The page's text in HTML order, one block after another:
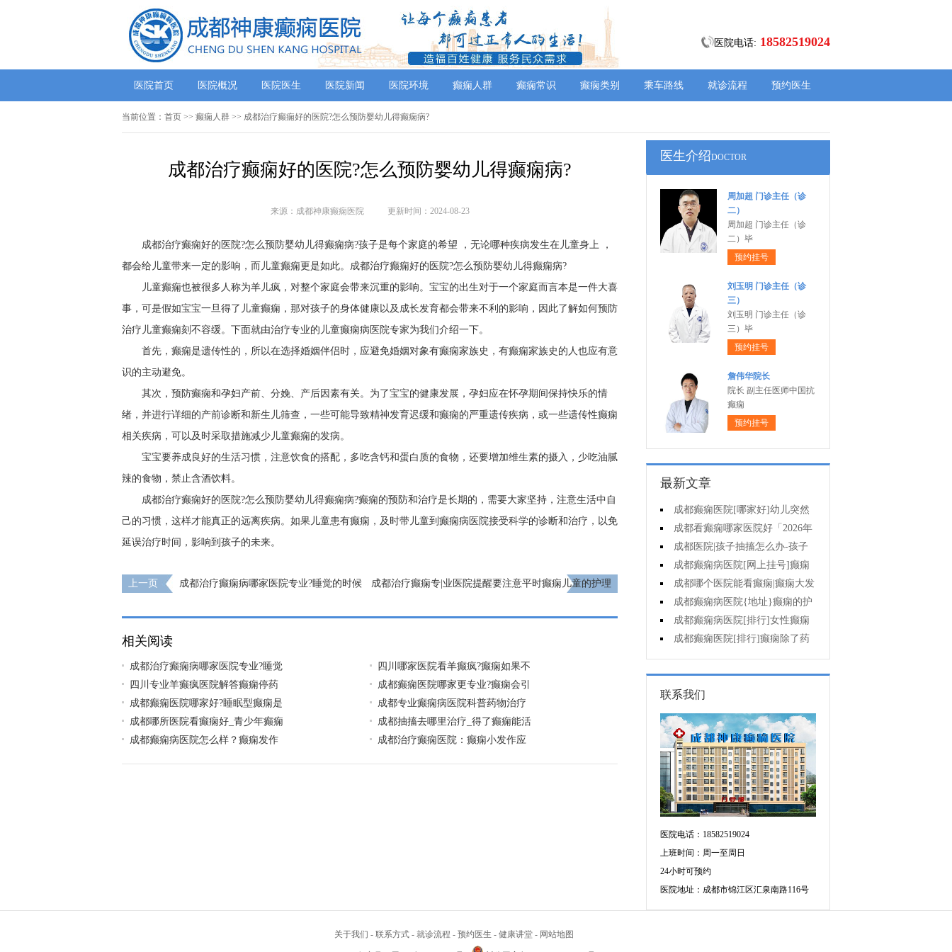
医院电话: 18582519024
医院首页 医院概况 医院医生 医院新闻 医院环境 癫痫人群 癫痫常识 癫痫类别 乘车路线 就诊流程 预约医生
当前位置： 首页 >> 癫痫人群 >> 成都治疗癫痫好的医院?怎么预防婴幼儿得癫痫病?
成都治疗癫痫好的医院?怎么预防婴幼儿得癫痫病?
来源：成都神康癫痫医院 更新时间：2024-08-23
成都治疗癫痫好的医院?怎么预防婴幼儿得癫痫病?孩子是每个家庭的希望 ，无论哪种疾病发生在儿童身上 ，
都会给儿童带来一定的影响，而儿童癫痫更是如此。成都治疗癫痫好的医院?怎么预防婴幼儿得癫痫病?
儿童癫痫也被很多人称为羊儿疯，对整个家庭会带来沉重的影响。宝宝的出生对于一个家庭而言本是一件大喜
事，可是假如宝宝一旦得了儿童癫痫，那对孩子的身体健康以及成长发育都会带来不利的影响，因此了解如何预防
治疗儿童癫痫刻不容缓。下面就由治疗专业的儿童癫痫病医院专家为我们介绍一下。
首先，癫痫是遗传性的，所以在选择婚姻伴侣时，应避免婚姻对象有癫痫家族史，有癫痫家族史的人也应有意
识的主动避免。
其次，预防癫痫和孕妇产前、分娩、产后因素有关。为了宝宝的健康发展，孕妇应在怀孕期间保持快乐的情
绪，并进行详细的产前诊断和新生儿筛查，一些可能导致精神发育迟缓和癫痫的严重遗传疾病，或一些遗传性癫痫
相关疾病，可以及时采取措施减少儿童癫痫的发病。
宝宝要养成良好的生活习惯，注意饮食的搭配，多吃含钙和蛋白质的食物，还要增加维生素的摄入，少吃油腻
辣的食物，禁止含酒饮料。
成都治疗癫痫好的医院?怎么预防婴幼儿得癫痫病?癫痫的预防和治疗是长期的，需要大家坚持，注意生活中自
己的习惯，这样才能真正的远离疾病。如果儿童患有癫痫，及时带儿童到癫痫病医院接受科学的诊断和治疗，以免
延误治疗时间，影响到孩子的未来。
上一页
成都治疗癫痫病哪家医院专业?睡觉的时候
成都治疗癫痫专|业医院提醒要注意平时癫痫儿童的护理
相关阅读
成都治疗癫痫病哪家医院专业?睡觉
四川哪家医院看羊癫疯?癫痫如果不
四川专业羊癫疯医院解答癫痫停药
成都癫痫医院哪家更专业?癫痫会引
成都癫痫医院哪家好?睡眠型癫痫是
成都专业癫痫病医院科普药物治疗
成都哪所医院看癫痫好_青少年癫痫
成都抽搐去哪里治疗_得了癫痫能活
成都癫痫病医院怎么样？癫痫发作
成都治疗癫痫医院：癫痫小发作应
医生介绍DOCTOR
周加超 门诊主任（诊
二）
周加超 门诊主任（诊
二）毕
预约挂号
刘玉明 门诊主任（诊
三）
刘玉明 门诊主任（诊
三）毕
预约挂号
詹伟华院长
院长 副主任医师中国抗
癫痫
预约挂号
最新文章
成都癫痫医院[哪家好]幼儿突然
抽搐翻白眼是癫痫吗?
成都看癫痫哪家医院好「2026年
度公布」癫痫要做的护理有哪些?
成都医院|孩子抽搐怎么办-孩子
癫痫病的症状是什么?
成都癫痫病医院[网上挂号]癫痫
的遗传率高不高?
成都哪个医院能看癫痫|癫痫大发
作的原因有哪些?
成都癫痫病医院{地址}癫痫的护
理有哪些?
成都癫痫病医院[排行]女性癫痫
病人能哺乳吗?
成都癫痫医院[排行]癫痫除了药
物还能怎么治?
联系我们
医院电话：18582519024
上班时间：周一至周日
24小时可预约
医院地址：成都市锦江区汇泉南路116号
关于我们 - 联系方式 - 就诊流程 - 预约医生 - 健康讲堂 - 网站地图